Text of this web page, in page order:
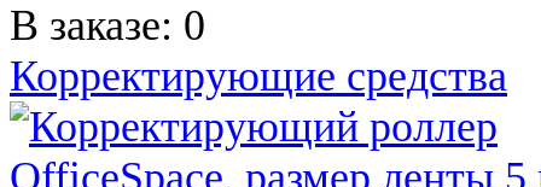
В заказе: 0
Корректирующие средства